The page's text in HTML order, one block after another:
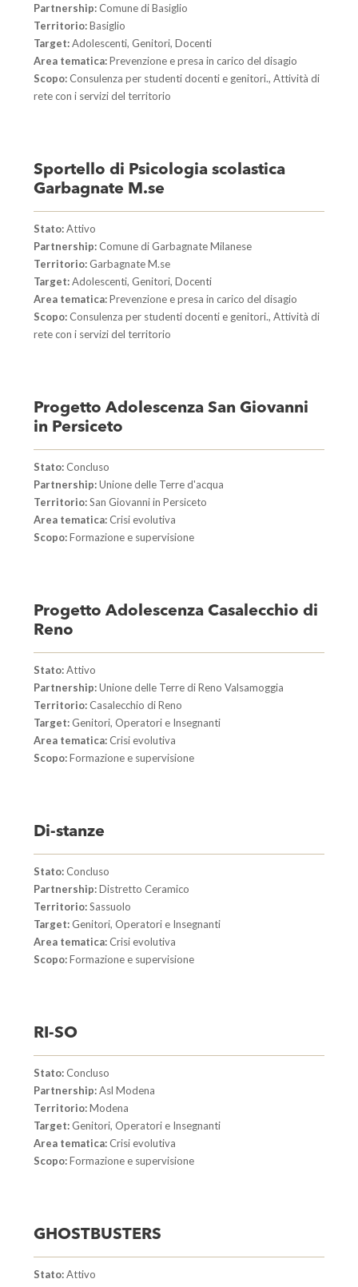
Partnership:Comune di Basiglio
Territorio:Basiglio
Target:Adolescenti, Genitori, Docenti
Area tematica:Prevenzione e presa in carico del disagio
Scopo:Consulenza per studenti docenti e genitori., Attività di
rete con i servizi del territorio
Sportello di Psicologia scolastica
Garbagnate M.se
Stato:Attivo
Partnership:Comune di Garbagnate Milanese
Territorio: Garbagnate M.se
Target:Adolescenti, Genitori, Docenti
Area tematica:Prevenzione e presa in carico del disagio
Scopo:Consulenza per studenti docenti e genitori., Attività di
rete con i servizi del territorio
Progetto Adolescenza San Giovanni
in Persiceto
Stato:Concluso
Partnership:Unione delle Terre d'acqua
Territorio:San Giovanni in Persiceto
Area tematica:Crisi evolutiva
Scopo:Formazione e supervisione
Progetto Adolescenza Casalecchio di
Reno
Stato:Attivo
Partnership:Unione delle Terre di Reno Valsamoggia
Territorio:Casalecchio di Reno
Target: Genitori, Operatori e Insegnanti
Area tematica:Crisi evolutiva
Scopo:Formazione e supervisione
Di-stanze
Stato:Concluso
Partnership:Distretto Ceramico
Territorio:Sassuolo
Target: Genitori, Operatori e Insegnanti
Area tematica:Crisi evolutiva
Scopo:Formazione e supervisione
RI-SO
Stato:Concluso
Partnership:Asl Modena
Territorio:Modena
Target: Genitori, Operatori e Insegnanti
Area tematica:Crisi evolutiva
Scopo:Formazione e supervisione
GHOSTBUSTERS
Stato:Attivo